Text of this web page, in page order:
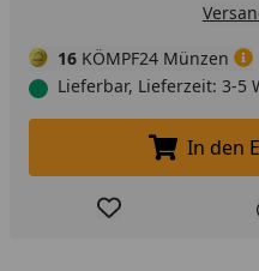
16 KÖMPF24 Münzen
Lieferbar, Lieferzeit: 3-5
In den
Produkt zur